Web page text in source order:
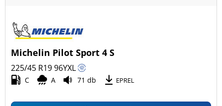
Michelin Pilot Sport 4 S
225/45 R1996YXL
C A 71 db EPREL